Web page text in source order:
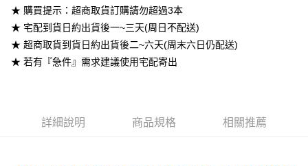
7-11取貨付款
每筆NT$60
宅配-台灣本島
★ 購買提示：超商取貨訂購請勿超過3本
★ 宅配到貨日約出貨後一~三天(周日不配送)
★ 超商取貨到貨日約出貨後二~六天(周末六日仍配送)
★ 若有『急件』需求建議使用宅配寄出
詳細說明 商品規格 相關推薦